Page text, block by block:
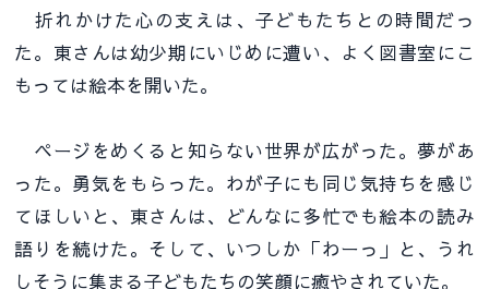
折れかけた心の支えは、子どもたちとの時間だっ
た。東さんは幼少期にいじめに遭い、よく図書室にこ
もっては絵本を開いた。
ページをめくると知らない世界が広がった。夢があ
った。勇気をもらった。わが子にも同じ気持ちを感じ
てほしいと、東さんは、どんなに多忙でも絵本の読み
語りを続けた。そして、いつしか「わーっ」と、うれ
しそうに集まる子どもたちの笑顔に癒やされていた。